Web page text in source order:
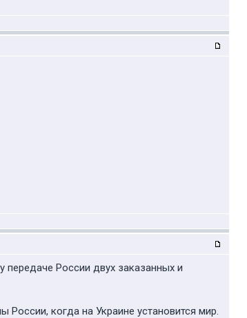
России двух заказанных и
когда на Украине установится мир.